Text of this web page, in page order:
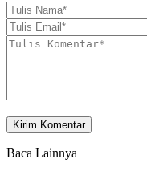
Baca Lainnya